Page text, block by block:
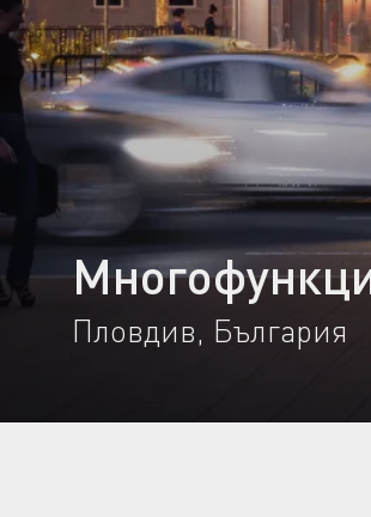
Пловдив, България